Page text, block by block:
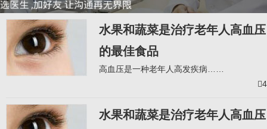
水果和蔬菜是治疗老年人高血压
的最佳食品
高血压是一种老年人高发疾病……
4
水果和蔬菜是治疗老年人高血压